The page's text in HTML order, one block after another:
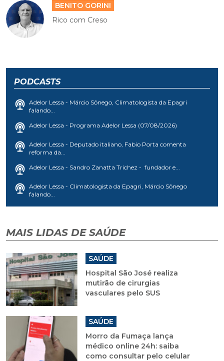
BENITO GORINI
Rico com Creso
PODCASTS
Adelor Lessa - Márcio Sônego, Climatologista da Epagri
falando...
Adelor Lessa - Programa Adelor Lessa (07/08/2026)
Adelor Lessa - Deputado italiano, Fabio Porta comenta
reforma da...
Adelor Lessa - Sandro Zanatta Trichez - fundador e...
Adelor Lessa - Climatologista da Epagri, Márcio Sônego
falando...
MAIS LIDAS DE SAÚDE
SAÚDE
Hospital São José realiza
mutirão de cirurgias
vasculares pelo SUS
SAÚDE
Morro da Fumaça lança
médico online 24h: saiba
como consultar pelo celular